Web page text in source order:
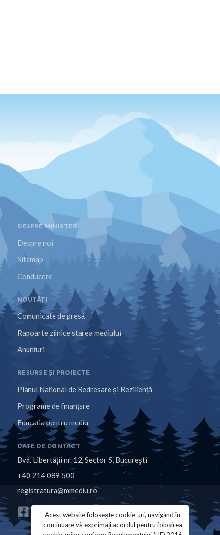
DESPRE MINISTER
Despre noi
Sitemap
Conducere
NOUTĂȚI
Comunicate de presă
Rapoarte zilnice starea mediului
Anunțuri
RESURSE ȘI PROIECTE
Planul Național de Redresare și Reziliență
Programe de finanțare
Educația pentru mediu
DATE DE CONTACT
Bvd. Libertăţii nr. 12, Sector 5, Bucureşti
+40 214 089 500
registratura@mmediu.ro
Acest website folosește cookie-uri, navigând în
continuare vă exprimați acordul pentru folosirea